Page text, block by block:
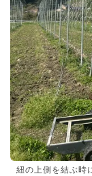
紐の上側を結ぶ時